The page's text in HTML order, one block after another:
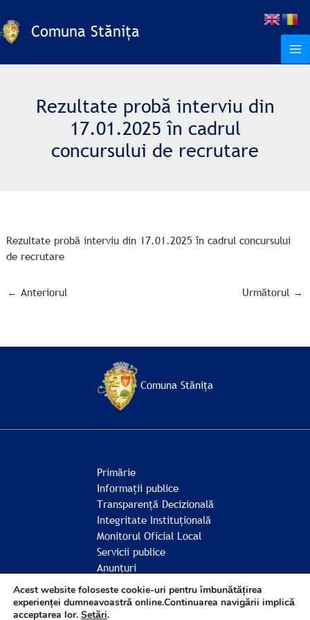
to
contentComuna Stănița
Rezultate probă interviu din
17.01.2025 în cadrul
concursului de recrutare
Rezultate probă interviu din 17.01.2025 în cadrul concursului
de recrutare
← Anteriorul Următorul →
Comuna Stănița
Primărie
Informații publice
Transparență Decizională
Integritate Instituțională
Monitorul Oficial Local
Servicii publice
Anunțuri
Comunitate
Acest website foloseste cookie-uri pentru îmbunătățirea
experienței dumneavoastră online.Continuarea navigării implică
acceptarea lor. Setări.